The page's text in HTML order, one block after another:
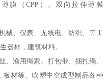
薄膜（CPP ）、双向拉伸薄膜
械、仪表、无线电、纺织、等工
器材，建筑材料。
、渔用绳索。打包带、捆扎绳、
材等。吹塑中空成型制品各种